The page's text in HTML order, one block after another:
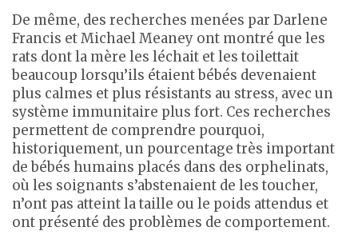
De même, des recherches menées par Darlene
Francis et Michael Meaney ont montré que les
rats dont la mère les léchait et les toilettait
beaucoup lorsqu’ils étaient bébés devenaient
plus calmes et plus résistants au stress, avec un
système immunitaire plus fort. Ces recherches
permettent de comprendre pourquoi,
historiquement, un pourcentage très important
de bébés humains placés dans des orphelinats,
où les soignants s’abstenaient de les toucher,
n’ont pas atteint la taille ou le poids attendus et
ont présenté des problèmes de comportement.